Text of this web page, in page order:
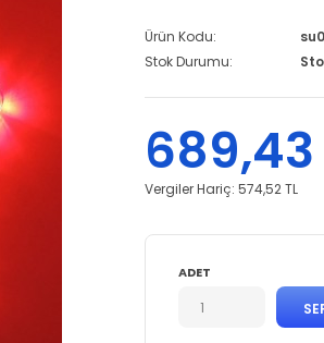
Ürün Kodu:
Stok Durumu:
689,43
Vergiler Hariç:574,52 TL
ADET